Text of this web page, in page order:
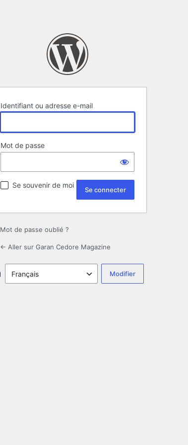
Identifiant ou adresse e-mail
Mot de passe
Se souvenir de moi
Mot de passe oublié ?
← Aller sur Garan Cedore Magazine
Langue